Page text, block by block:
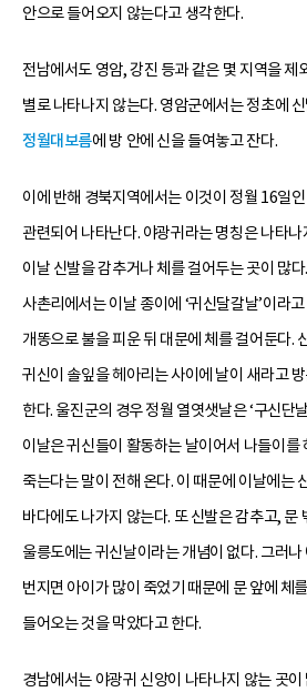
안으로 들어오지 않는다고 생각한다.
전남에서도 영암, 강진 등과 같은 몇 지역을 제
별로 나타나지 않는다. 영암군에서는 정초에
정월대보름에 방 안에 신을 들여놓고 잔다.
이에 반해 경북지역에서는 이것이 정월 16일
관련되어 나타난다. 야광귀라는 명칭은 나타
이날 신발을 감추거나 체를 걸어두는 곳이 많
사촌리에서는 이날 종이에 ‘귀신달갈날’이라
개똥으로 불을 피운 뒤 대문에 체를 걸어둔다.
귀신이 솔잎을 헤아리는 사이에 날이 새라고
한다. 울진군의 경우 정월 열엿샛날은 ‘구신단
이날은 귀신들이 활동하는 날이어서 나들이를
죽는다는 말이 전해 온다. 이 때문에 이날에는
바다에도 나가지 않는다. 또 신발은 감추고, 문
울릉도에는 귀신날이라는 개념이 없다. 그러나
번지면 아이가 많이 죽었기 때문에 문 앞에 체
들어오는 것을 막았다고 한다.
경남에서는 야광귀 신앙이 나타나지 않는 곳